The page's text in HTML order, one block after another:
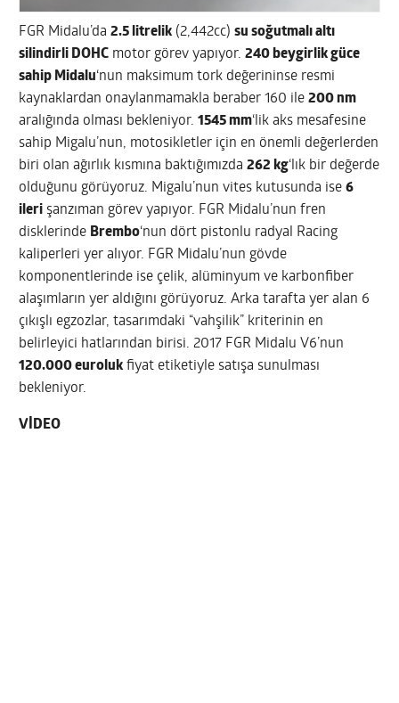
FGR Midalu’da2.5 litrelik (2,442cc)su soğutmalı altı
silindirli DOHC motor görev yapıyor.240 beygirlik güce
sahip Midalu‘nun maksimum tork değerininse resmi
kaynaklardan onaylanmamakla beraber 160 ile200 nm
aralığında olması bekleniyor.1545 mm‘lik aks mesafesine
sahip Migalu’nun, motosikletler için en önemli değerlerden
biri olan ağırlık kısmına baktığımızda262 kg‘lık bir değerde
olduğunu görüyoruz. Migalu’nun vites kutusunda ise6
ileri şanzıman görev yapıyor. FGR Midalu’nun fren
disklerinde Brembo‘nun dört pistonlu radyal Racing
kaliperleri yer alıyor. FGR Midalu’nun gövde
komponentlerinde ise çelik, alüminyum ve karbonfiber
alaşımların yer aldığını görüyoruz. Arka tarafta yer alan 6
çıkışlı egzozlar, tasarımdaki “vahşilik” kriterinin en
belirleyici hatlarından birisi. 2017 FGR Midalu V6’nun
120.000 euroluk fiyat etiketiyle satışa sunulması
bekleniyor.
VİDEO